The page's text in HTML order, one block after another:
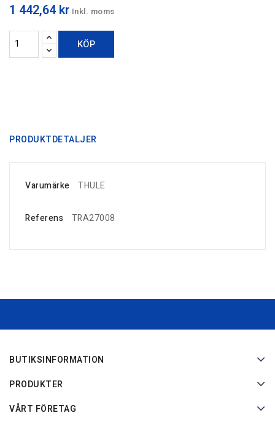
1 442,64 kr Inkl. moms
KÖP
PRODUKTDETALJER
Varumärke THULE
Referens TRA27008
BUTIKSINFORMATION
PRODUKTER
VÅRT FÖRETAG